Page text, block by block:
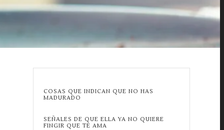
COSAS QUE INDICAN QUE NO HAS
MADURADO
SEÑALES DE QUE ELLA YA NO QUIERE
FINGIR QUE TE AMA